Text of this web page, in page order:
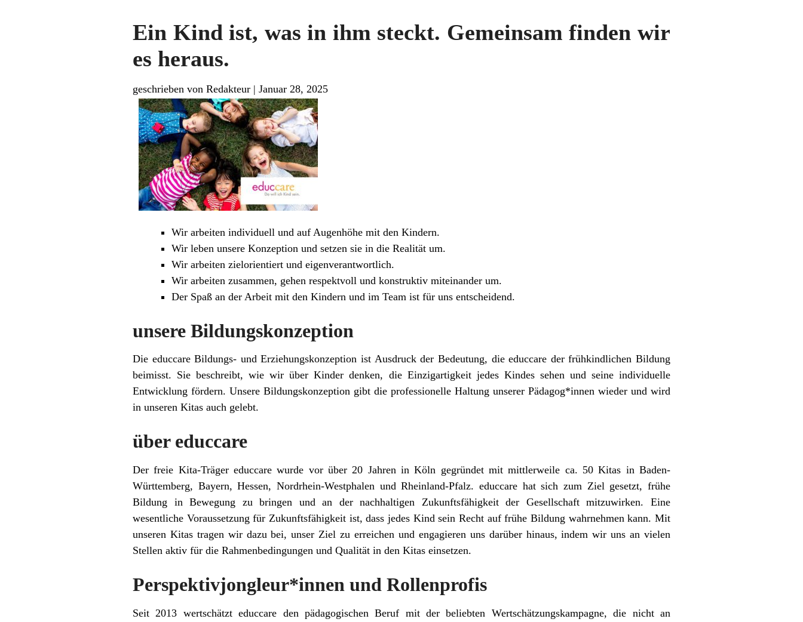
Ein Kind ist, was in ihm steckt. Gemeinsam finden wir
es heraus.
geschrieben von Redakteur | Januar 28, 2025
Wir arbeiten individuell und auf Augenhöhe mit den Kindern.
Wir leben unsere Konzeption und setzen sie in die Realität um.
Wir arbeiten zielorientiert und eigenverantwortlich.
Wir arbeiten zusammen, gehen respektvoll und konstruktiv miteinander um.
Der Spaß an der Arbeit mit den Kindern und im Team ist für uns entscheidend.
unsere Bildungskonzeption
Die educcare Bildungs- und Erziehungskonzeption ist Ausdruck der Bedeutung, die educcare der frühkindlichen Bildung
beimisst. Sie beschreibt, wie wir über Kinder denken, die Einzigartigkeit jedes Kindes sehen und seine individuelle
Entwicklung fördern. Unsere Bildungskonzeption gibt die professionelle Haltung unserer Pädagog*innen wieder und wird
in unseren Kitas auch gelebt.
über educcare
Der freie Kita-Träger educcare wurde vor über 20 Jahren in Köln gegründet mit mittlerweile ca. 50 Kitas in Baden-
Württemberg, Bayern, Hessen, Nordrhein-Westphalen und Rheinland-Pfalz. educcare hat sich zum Ziel gesetzt, frühe
Bildung in Bewegung zu bringen und an der nachhaltigen Zukunftsfähigkeit der Gesellschaft mitzuwirken. Eine
wesentliche Voraussetzung für Zukunftsfähigkeit ist, dass jedes Kind sein Recht auf frühe Bildung wahrnehmen kann. Mit
unseren Kitas tragen wir dazu bei, unser Ziel zu erreichen und engagieren uns darüber hinaus, indem wir uns an vielen
Stellen aktiv für die Rahmenbedingungen und Qualität in den Kitas einsetzen.
Perspektivjongleur*innen und Rollenprofis
Seit 2013 wertschätzt educcare den pädagogischen Beruf mit der beliebten Wertschätzungskampagne, die nicht an